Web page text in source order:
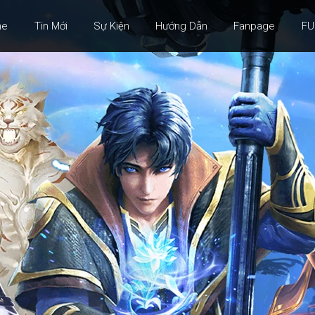
Tin Mới Sự Kiện Hướng Dẫn Fanpage